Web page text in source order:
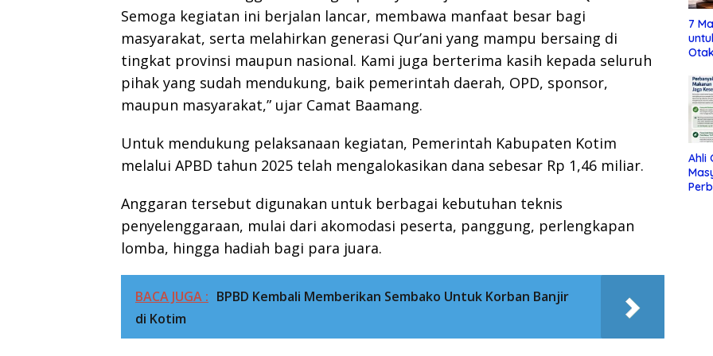
Semoga kegiatan ini berjalan lancar, membawa manfaat besar bagi
masyarakat, serta melahirkan generasi Qur’ani yang mampu bersaing di
tingkat provinsi maupun nasional. Kami juga berterima kasih kepada seluruh
pihak yang sudah mendukung, baik pemerintah daerah, OPD, sponsor,
maupun masyarakat,” ujar Camat Baamang.
Untuk mendukung pelaksanaan kegiatan, Pemerintah Kabupaten Kotim
melalui APBD tahun 2025 telah mengalokasikan dana sebesar Rp 1,46 miliar.
Anggaran tersebut digunakan untuk berbagai kebutuhan teknis
penyelenggaraan, mulai dari akomodasi peserta, panggung, perlengkapan
lomba, hingga hadiah bagi para juara.
BACA JUGA : BPBD Kembali Memberikan Sembako Untuk Korban Banjir
di Kotim
7
Ahli